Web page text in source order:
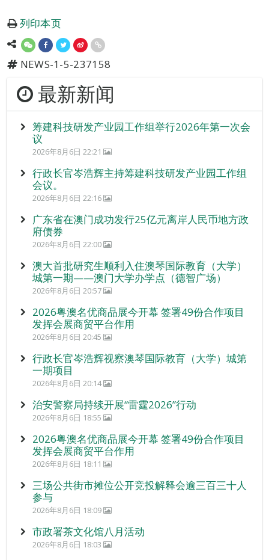
列印本页
NEWS-1-5-237158
最新新闻
筹建科技研发产业园工作组举行2026年第一次会
议
2026年8月6日 22:21
行政长官岑浩辉主持筹建科技研发产业园工作组
会议。
2026年8月6日 22:16
广东省在澳门成功发行25亿元离岸人民币地方政
府债券
2026年8月6日 22:00
澳大首批研究生顺利入住澳琴国际教育（大学）
城第一期——澳门大学办学点（德智广场）
2026年8月6日 20:57
2026粤澳名优商品展今开幕 签署49份合作项目
发挥会展商贸平台作用
2026年8月6日 20:45
行政长官岑浩辉视察澳琴国际教育（大学）城第
一期项目
2026年8月6日 20:14
治安警察局持续开展“雷霆2026”行动
2026年8月6日 18:55
2026粤澳名优商品展今开幕 签署49份合作项目
发挥会展商贸平台作用
2026年8月6日 18:11
三场公共街市摊位公开竞投解释会逾三百三十人
参与
2026年8月6日 18:09
市政署茶文化馆八月活动
2026年8月6日 18:03